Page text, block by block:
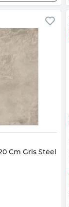
Cm Gris Steel